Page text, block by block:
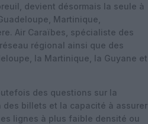
devient désormais la seule à
Martinique,
Air Caraïbes, spécialiste des
régional ainsi que des
la Martinique, la Guyane et
des questions sur la
billets et la capacité à assurer
lignes à plus faible densité ou